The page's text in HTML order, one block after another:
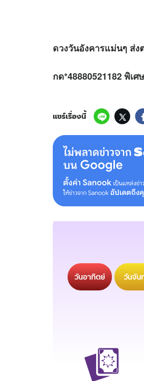
ดวงวันอังคารแม่นๆ ส่ง
กด*48880521182 พิเ
แชร์เรื่องนี้
วันอาทิตย์ วันจัน